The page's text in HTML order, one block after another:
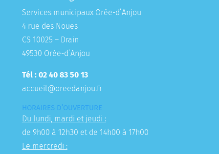
Services municipaux Orée-d’Anjou
4 rue des Noues
CS 10025 – Drain
49530 Orée-d’Anjou
Tél : 02 40 83 50 13
accueil@oreedanjou.fr
HORAIRES D’OUVERTURE
Du lundi, mardi et jeudi :
de 9h00 à 12h30 et de 14h00 à 17h00
Le mercredi :